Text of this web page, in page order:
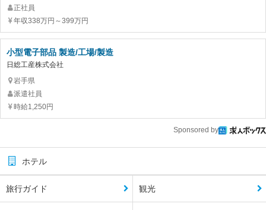
正社員
年収338万円～399万円
小型電子部品 製造/工場/製造
日総工産株式会社
岩手県
派遣社員
時給1,250円
Sponsored by
ホテル
旅行ガイド 観光